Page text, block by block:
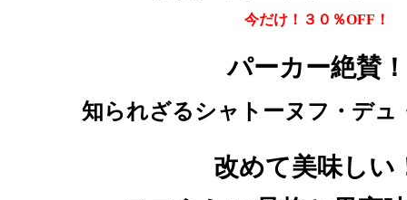
今だけ！３０％OFF！
パーカー絶賛！
知られざるシャトーヌフ・デュ
改めて美味しい